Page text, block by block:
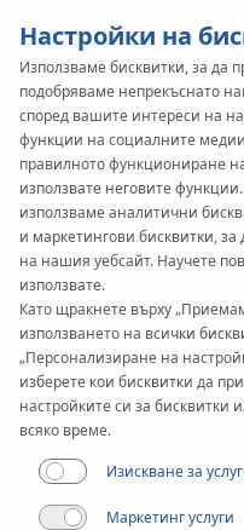
SYSTEMKAN-therm
Steel
Настройки на
Използваме бисквитки, за да
подобряваме непрекъснато
според вашите интереси на
функции на социалните
правилното функциониране
използвате неговите
използваме аналитични
и маркетингови бисквитки,
на нашия уебсайт. Научете
използвате.
Като щракнете върху
използването на всички
„Персонализиране на
изберете кои бисквитки да
настройките си за бисквитки
всяко време.
Изискване за
Маркетинг услуги